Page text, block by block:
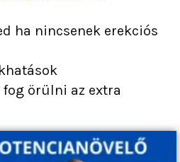
ha nincsenek erekciós
fog örülni az extra